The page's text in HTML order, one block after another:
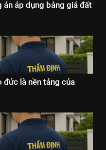
án áp dụng bảng giá đất
đức là nền tảng của